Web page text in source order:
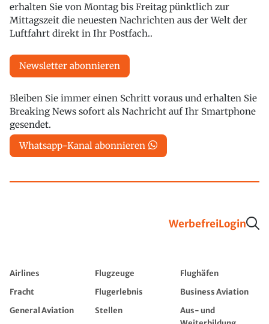
erhalten Sie von Montag bis Freitag pünktlich zur
Mittagszeit die neuesten Nachrichten aus der Welt der
Luftfahrt direkt in Ihr Postfach..
Newsletter abonnieren
Bleiben Sie immer einen Schritt voraus und erhalten Sie
Breaking News sofort als Nachricht auf Ihr Smartphone
gesendet.
Whatsapp-Kanal abonnieren
WerbefreiLogin
Airlines Flugzeuge
Flughäfen
Fracht
Flugerlebnis
Business Aviation
General Aviation
Stellen
Aus- und